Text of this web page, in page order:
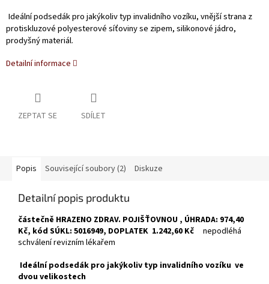
Ideální podsedák pro jakýkoliv typ invalidního vozíku, vnější strana z
protiskluzové polyesterové síťoviny se zipem, silikonové jádro,
prodyšný materiál.
Detailní informace
ZEPTAT SE SDÍLET
Popis Související soubory (2) Diskuze
Detailní popis produktu
částečně HRAZENO ZDRAV. POJIŠŤOVNOU , ÚHRADA: 974,40
Kč, kód SÚKL: 5016949, DOPLATEK 1.242,60 Kč nepodléhá
schválení revizním lékařem
Ideální podsedák pro jakýkoliv typ invalidního vozíku ve
dvou velikostech